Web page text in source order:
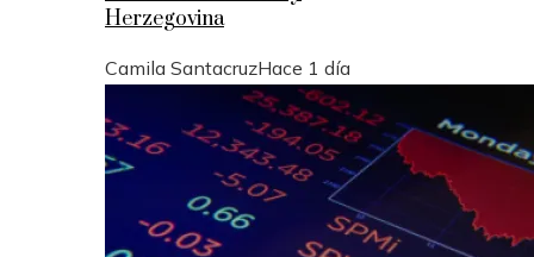
Herzegovina
Camila SantacruzHace 1 día